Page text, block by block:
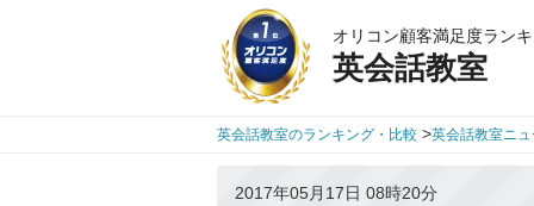
オリコン顧客満足度ラン
英会話教室
英会話教室のランキング・比較 >英会話教室ニ
2017年05月17日 08時20分